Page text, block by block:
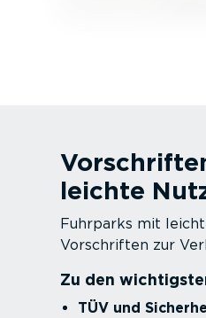
leichte
Fuhrparks mit
Vorschriften zur
Zu den
TÜV und